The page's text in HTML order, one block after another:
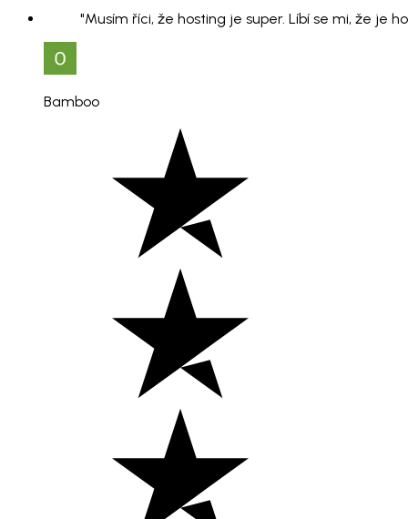
"Musím říci, že hosting je super. Líbí se mi, že je
Bamboo